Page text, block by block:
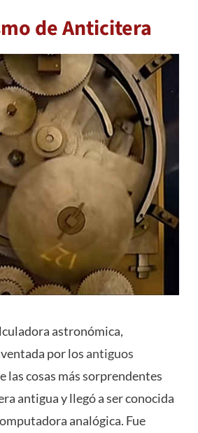
de Anticitera
astronómica,
por los antiguos
las cosas más sorprendentes
antigua y llegó a ser conocida
analógica. Fue